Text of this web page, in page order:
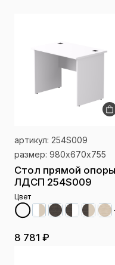
артикул: 254S009
размер: 980х670x755
Стол прямой опоры
ЛДСП 254S009
Цвет
8 781 ₽